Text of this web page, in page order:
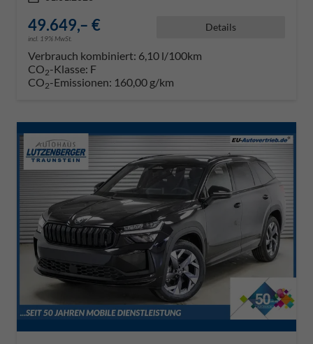
49.649,– €
incl. 19% MwSt.
Details
Verbrauch kombiniert: 6,10 l/100km
CO2-Klasse: F
CO2-Emissionen: 160,00 g/km